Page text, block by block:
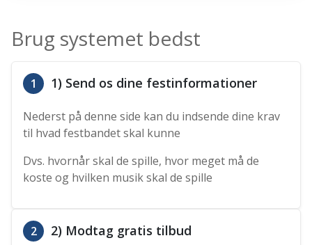
Brug systemet bedst
1 1) Send os dine festinformationer
Nederst på denne side kan du indsende dine krav
til hvad festbandet skal kunne
Dvs. hvornår skal de spille, hvor meget må de
koste og hvilken musik skal de spille
2 2) Modtag gratis tilbud